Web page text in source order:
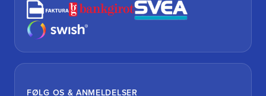
FØLG OS & ANMELDELSER